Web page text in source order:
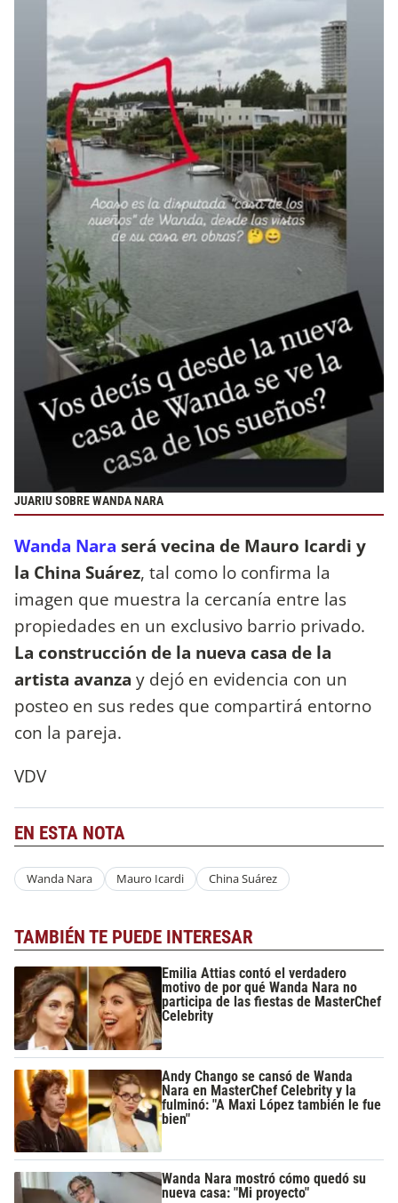
JUARIU SOBRE WANDA NARA
Wanda Nara será vecina de Mauro Icardi y
la China Suárez, tal como lo confirma la
imagen que muestra la cercanía entre las
propiedades en un exclusivo barrio privado.
La construcción de la nueva casa de la
artista avanza y dejó en evidencia con un
posteo en sus redes que compartirá entorno
con la pareja.
VDV
EN ESTA NOTA
Wanda Nara Mauro Icardi China Suárez
TAMBIÉN TE PUEDE INTERESAR
Emilia Attias contó el verdadero
motivo de por qué Wanda Nara no
participa de las fiestas de MasterChef
Celebrity
Andy Chango se cansó de Wanda
Nara en MasterChef Celebrity y la
fulminó: "A Maxi López también le fue
bien"
Wanda Nara mostró cómo quedó su
nueva casa: "Mi proyecto"